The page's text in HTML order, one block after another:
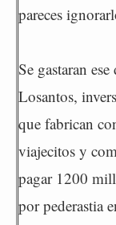
pareces
Se gastaran
Losantos,
que fabrican
viajecitos y
pagar 1200
por pederastia